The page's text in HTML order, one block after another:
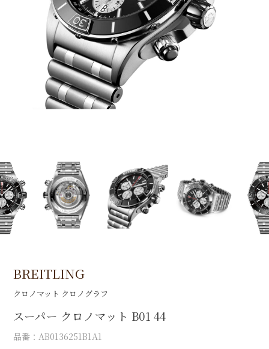
BREITLING
クロノマット クロノグラフ
スーパー クロノマット B01 44
品番：AB0136251B1A1